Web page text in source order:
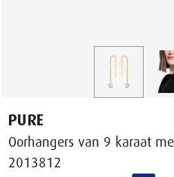
PURE
Oorhangers van 9 karaat
2013812